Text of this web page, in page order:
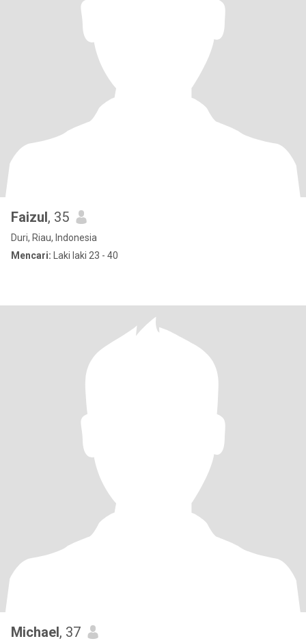
Faizul, 35
Duri, Riau, Indonesia
Mencari: Laki laki 23 - 40
Michael, 37